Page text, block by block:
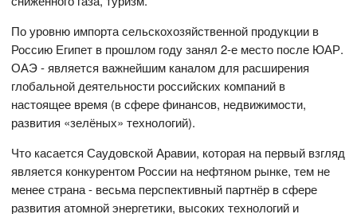
По уровню импорта сельскохозяйственной продукции в
Россию Египет в прошлом году занял 2-е место после ЮАР.
ОАЭ - является важнейшим каналом для расширения
глобальной деятельности российских компаний в
настоящее время (в сфере финансов, недвижимости,
развития «зелёных» технологий).
Что касается Саудовской Аравии, которая на первый взгляд
является конкурентом России на нефтяном рынке, тем не
менее страна - весьма перспективный партнёр в сфере
развития атомной энергетики, высоких технологий и